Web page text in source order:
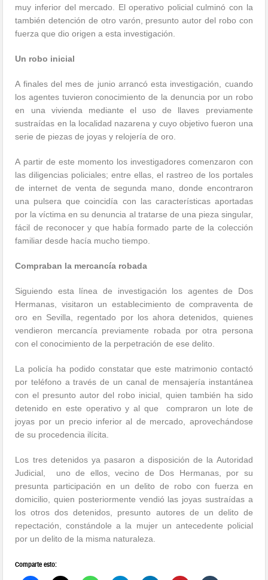
muy inferior del mercado. El operativo policial culminó con la
también detención de otro varón, presunto autor del robo con
fuerza que dio origen a esta investigación.
Un robo inicial
A finales del mes de junio arrancó esta investigación, cuando
los agentes tuvieron conocimiento de la denuncia por un robo
en una vivienda mediante el uso de llaves previamente
sustraídas en la localidad nazarena y cuyo objetivo fueron una
serie de piezas de joyas y relojería de oro.
A partir de este momento los investigadores comenzaron con
las diligencias policiales; entre ellas, el rastreo de los portales
de internet de venta de segunda mano, donde encontraron
una pulsera que coincidía con las características aportadas
por la víctima en su denuncia al tratarse de una pieza singular,
fácil de reconocer y que había formado parte de la colección
familiar desde hacía mucho tiempo.
Compraban la mercancía robada
Siguiendo esta línea de investigación los agentes de Dos
Hermanas, visitaron un establecimiento de compraventa de
oro en Sevilla, regentado por los ahora detenidos, quienes
vendieron mercancía previamente robada por otra persona
con el conocimiento de la perpetración de ese delito.
La policía ha podido constatar que este matrimonio contactó
por teléfono a través de un canal de mensajería instantánea
con el presunto autor del robo inicial, quien también ha sido
detenido en este operativo y al que
compraron un lote de
joyas por un precio inferior al de mercado, aprovechándose
de su procedencia ilícita.
Los tres detenidos ya pasaron a disposición de la Autoridad
Judicial,
uno de ellos, vecino de Dos Hermanas, por su
presunta participación en un delito de robo con fuerza en
domicilio, quien posteriormente vendió las joyas sustraídas a
los otros dos detenidos, presunto autores de un delito de
repectación, constándole a la mujer un antecedente policial
por un delito de la misma naturaleza.
Comparte esto: